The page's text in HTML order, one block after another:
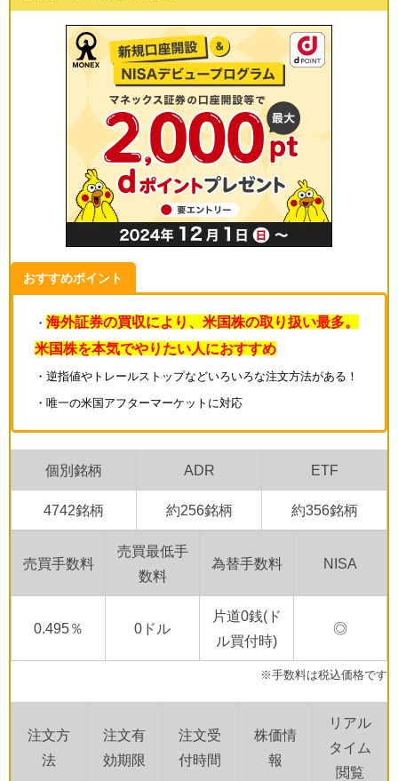
おすすめポイント
・ 海外証券の買収により、米国株の取り扱い最多。
米国株を本気でやりたい人におすすめ
・逆指値やトレールストップなどいろいろな注文方法がある！
・唯一の米国アフターマーケットに対応
個別銘柄 ADR ETF
4742銘柄 約256銘柄 約356銘柄
売買手数料
売買最低手
数料
為替手数料 NISA
0.495％ 0ドル
片道0銭(ド
ル買付時)
◎
※手数料は税込価格です
注文方
法
注文有
効期限
注文受
付時間
株価情
報
リアル
タイム
閲覧